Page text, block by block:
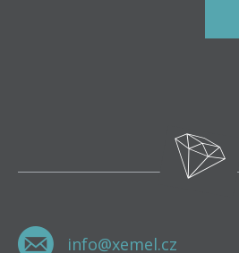
info@xemel.cz